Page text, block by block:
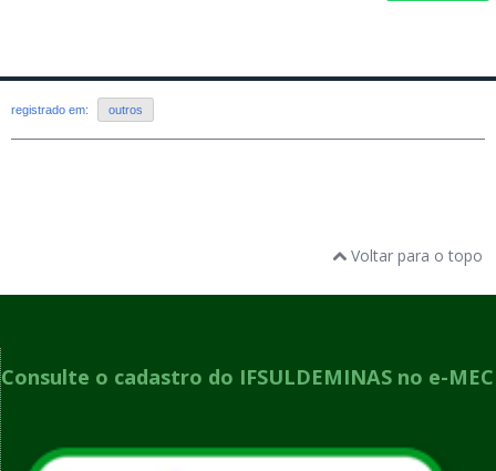
registrado em: outros
Voltar para o topo
Consulte o cadastro do IFSULDEMINAS no e-MEC